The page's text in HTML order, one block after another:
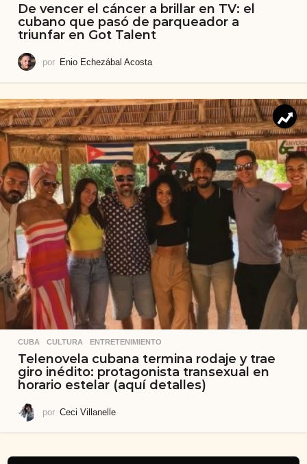
De vencer el cáncer a brillar en TV: el
cubano que pasó de parqueador a
triunfar en Got Talent
por Enio Echezábal Acosta
CUBA ,CULTURA ,ENTRETENIMIENTO
Telenovela cubana termina rodaje y trae
giro inédito: protagonista transexual en
horario estelar (aquí detalles)
por Ceci Villanelle